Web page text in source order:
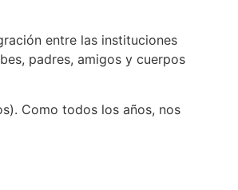
entre las instituciones
padres, amigos y cuerpos
Como todos los años, nos